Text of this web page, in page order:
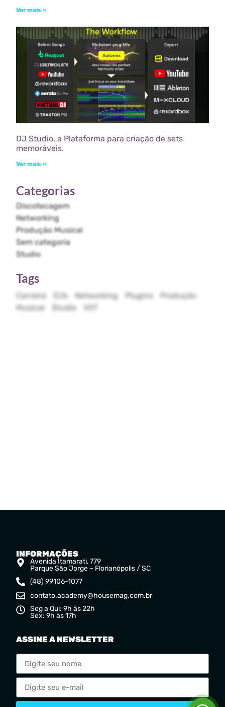
Ver mais »
DJ Studio, a Plataforma para criação de sets
memoráveis.
Ver mais »
Categorias
Discotecagem
Networking
Produção Musical
Sem categoria
Studio
Tags
Carreira DJs Networking Plugins
Produção
Musical
Studio VST
INFORMAÇÕES
Avenida Itamarati, 779
Parque São Jorge – Florianópolis / SC
(48) 99106-1077
contato.academy@housemag.com.br
Seg a Qui: 9h às 22h
Sex: 9h às 17h
ASSINE A NEWSLETTER